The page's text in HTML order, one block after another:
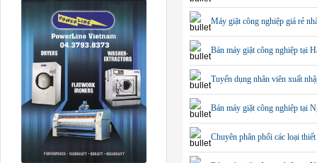
Máy giặt công nghiệp giá rẻ
Bán máy giặt công nghiệp tại
Tuyển dụng nhân viên xuất
Bán máy giặt công nghiệp tại
Chuyên phân phối các loại